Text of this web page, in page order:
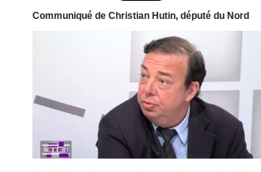
Communiqué de Christian Hutin, député du Nord